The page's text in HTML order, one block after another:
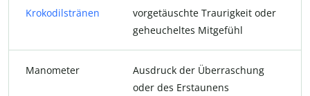
Krokodilstränen
vorgetäuschte Traurigkeit oder
geheucheltes Mitgefühl
Manometer
Ausdruck der Überraschung
oder des Erstaunens